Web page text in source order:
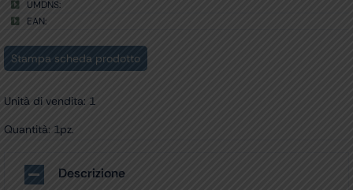
UMDNS:
EAN:
Stampa scheda prodotto
Unità di vendita: 1
Quantità: 1pz.
Descrizione